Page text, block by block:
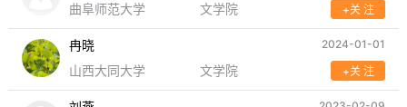
曲阜师范大学 文学院 +关 注
冉晓 2024-01-01
山西大同大学 文学院 +关 注